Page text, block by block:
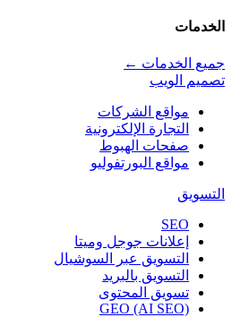
الخدمات
جميع الخدمات ←
تصميم الويب
مواقع الشركات
التجارة الإلكترونية
صفحات الهبوط
مواقع البورتفوليو
التسويق
SEO
إعلانات جوجل وميتا
التسويق عبر السوشيال
التسويق بالبريد
تسويق المحتوى
GEO (AI SEO)